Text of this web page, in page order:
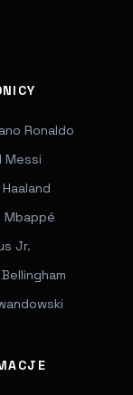
Ronaldo
Messi
Mbappé
Jr.